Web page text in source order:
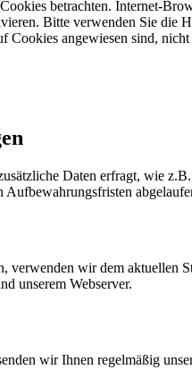
betrachten. Internet-
Bitte verwenden Sie
Cookies angewiesen sind,
Daten erfragt, wie
Aufbewahrungsfristen
wir dem aktuellen
unserem Webserver.
wir Ihnen regelmäßig